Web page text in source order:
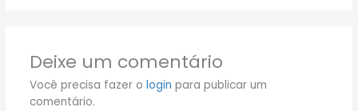
Deixe um comentário
Você precisa fazer o login para publicar um
comentário.